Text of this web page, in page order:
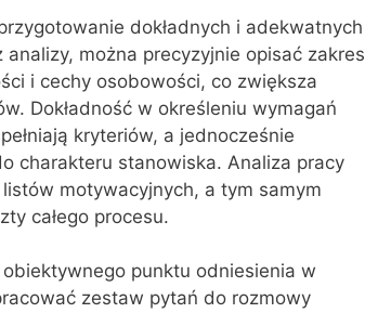
dokładnych i adekwatnych
można precyzyjnie opisać zakres
i cechy osobowości, co zwiększa
Dokładność w określeniu wymagań
kryteriów, a jednocześnie
charakteru stanowiska. Analiza pracy
motywacyjnych, a tym samym
całego procesu.
punktu odniesienia w
zestaw pytań do rozmowy